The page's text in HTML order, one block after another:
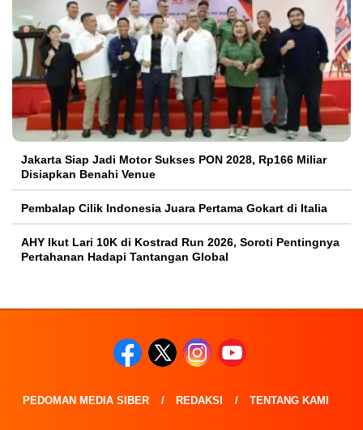
Jakarta Siap Jadi Motor Sukses PON 2028, Rp166 Miliar
Disiapkan Benahi Venue
Pembalap Cilik Indonesia Juara Pertama Gokart di Italia
AHY Ikut Lari 10K di Kostrad Run 2026, Soroti Pentingnya
Pertahanan Hadapi Tantangan Global
PEDOMAN MEDIA SIBER REDAKSI TENTANG KAMI